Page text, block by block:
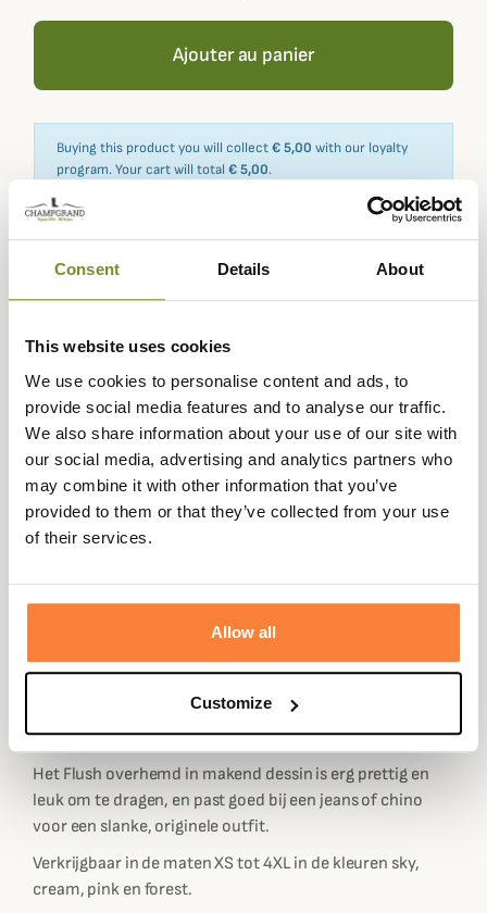
Consent Details About
This website uses cookies
We use cookies to personalise content and ads, to
provide social media features and to analyse our traffic.
We also share information about your use of our site with
our social media, advertising and analytics partners who
may combine it with other information that you’ve
provided to them or that they’ve collected from your use
of their services.
Allow all
Customize
Ajouter au panier
Buying this product you will collect€ 5,00 with our loyalty
program. Your cart will total € 5,00.
Expédié dans
la journée
Échange ou
retour sous
Paiement
Paiement en
Beschrijving
Het Deense merkLaksenbiedt je dit sublieme Flush
overhemd met een trendy en origineel fazantenmotief
Het Flush overhemd is gemaakt van 100% katoen voor
maximaal comfort. De kraag en sluiting zijn geknoopt en
voorzien van manchetknopen. Dit
Laksen
heeft een slanke pasvorm en een sportieve snit.
Het Flush overhemd in makend dessin is erg prettig en
leuk om te dragen, en past goed bij een jeans of chino
voor een slanke, originele outfit.
Verkrijgbaar in de maten XS tot 4XL in de kleuren sky,
cream, pink en forest.